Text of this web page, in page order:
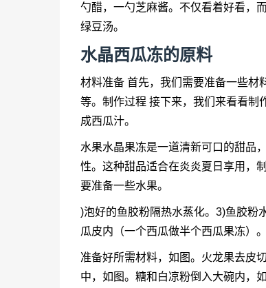
勺醋，一勺芝麻酱。不仅看着好看，
绿豆汤。
水晶西瓜冻的原料
材料准备 首先，我们需要准备一些材
等。制作过程 接下来，我们来看看制
成西瓜汁。
水果水晶果冻是一道清新可口的甜品
性。这种甜品适合在炎炎夏日享用，
要准备一些水果。
)泡好的鱼胶粉隔热水蒸化。3)鱼胶粉
瓜皮内（一个西瓜做半个西瓜果冻）
准备好所需材料，如图。火龙果去皮
中，如图。糖和白凉粉倒入大碗内，